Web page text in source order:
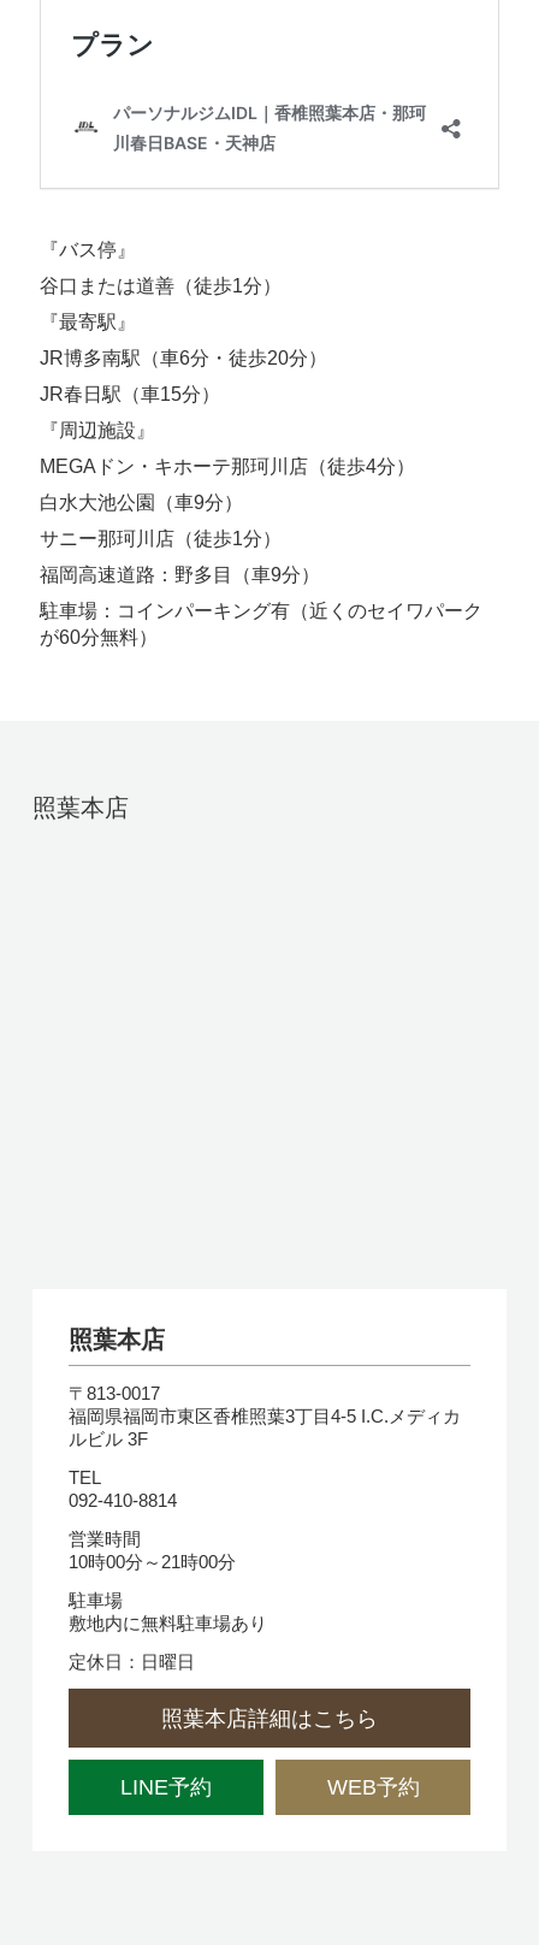
『バス停』
谷口または道善（徒歩1分）
『最寄駅』
JR博多南駅（車6分・徒歩20分）
JR春日駅（車15分）
『周辺施設』
MEGAドン・キホーテ那珂川店（徒歩4分）
白水大池公園（車9分）
サニー那珂川店（徒歩1分）
福岡高速道路：野多目（車9分）
駐車場：コインパーキング有（近くのセイワパーク
が60分無料）
照葉本店
照葉本店
〒813-0017
福岡県福岡市東区香椎照葉3丁目4-5 I.C.メディカ
ルビル 3F
TEL
092-410-8814
営業時間
10時00分～21時00分
駐車場
敷地内に無料駐車場あり
定休日：日曜日
照葉本店詳細はこちら
LINE予約 WEB予約